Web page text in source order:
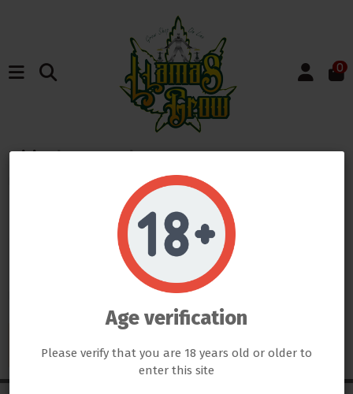
0
Inicio Marcas Water Master
Listado de productos
por marca Water
Master
There are no products.
Age verification
Please verify that you are 18 years old or older to
enter this site
LLAMAS GROW NO VENDE ABSOLUTAMENTE NINGÚN PRODUCTO QUE ESTE FUERA DE LA LEY
TODOS LOS PRODUCTOS QUE SE VENDEN EN ESTA WEB SON EXCLUSIVAMENTE PARA LA HORTICULTURA
PROFESIONAL
GERMINAR NI CULTIVAR, SI ALGÚN CLIENTE DE LLAMAS GROW NO RESPETA LA LEY SERÁ BAJO SU
RESPONSABILIDAD